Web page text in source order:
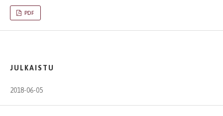
PDF
JULKAISTU
2018-06-05